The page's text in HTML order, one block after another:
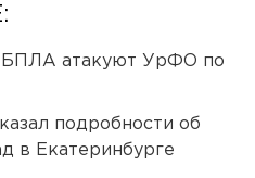
БПЛА атакуют УрФО по
подробности об
в Екатеринбурге